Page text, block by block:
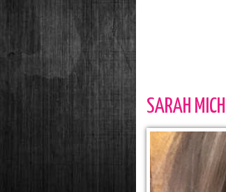
SARAH